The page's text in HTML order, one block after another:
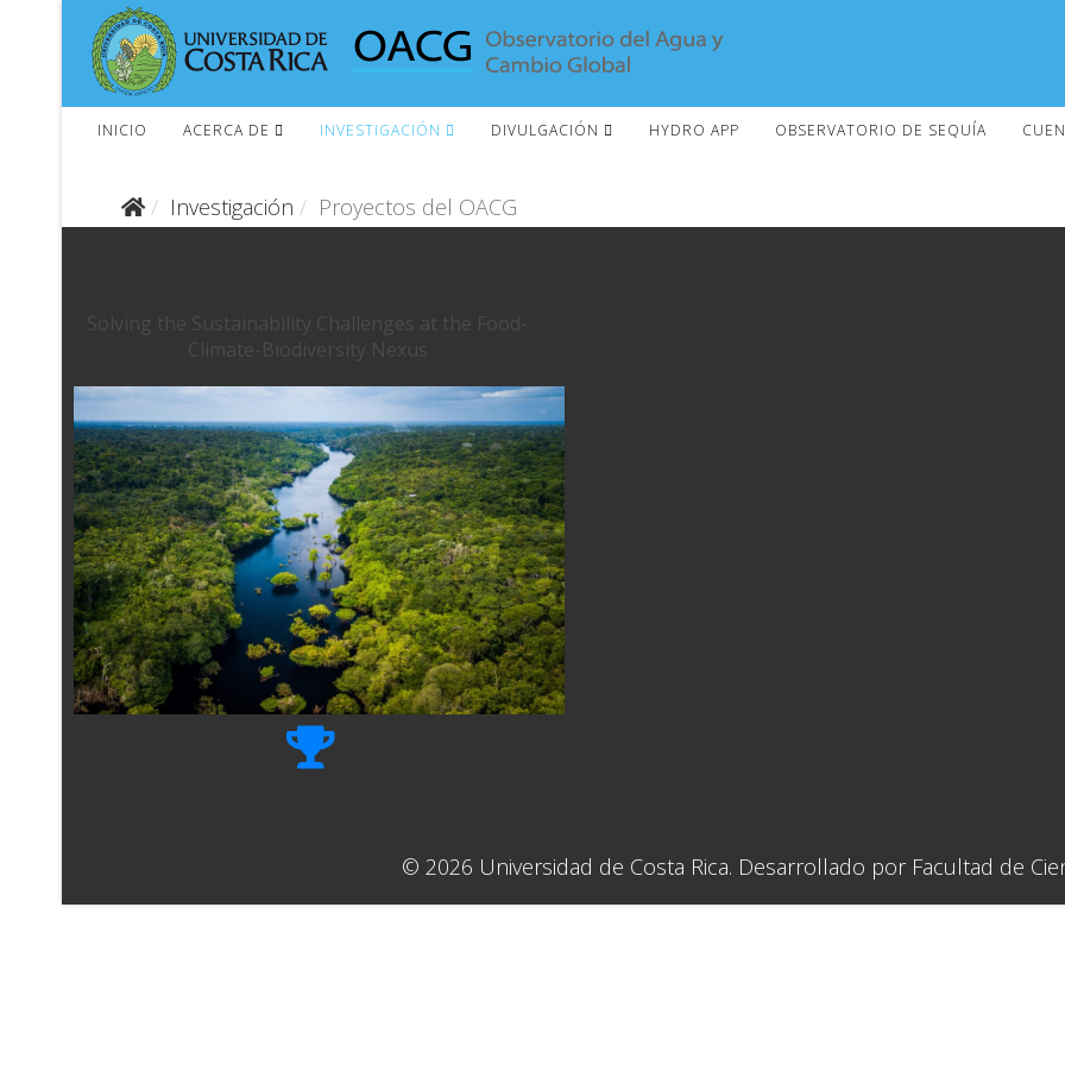
INICIO ACERCA DE INVESTIGACIÓN DIVULGACIÓN HYDRO APP OBSERVATORIO DE SEQUÍA
Investigación Proyectos del OACG
Solving the Sustainability Challenges at the Food-
Climate-Biodiversity Nexus
© 2026 Universidad de Costa Rica. Desarrollado por Facultad de